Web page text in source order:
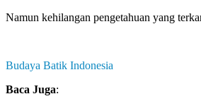
Namun kehilangan pengetahuan yang
Budaya Batik Indonesia
Baca Juga: